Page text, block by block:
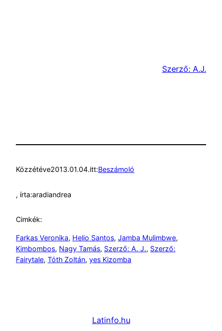
Szerző: A.J.
Közzétéve2013.01.04.itt:Beszámoló
, írta:aradiandrea
Cimkék:
Farkas Veronika, Helio Santos, Jamba Mulimbwe
Kimbombos, Nagy Tamás, Szerző: A. J., Szerző:
Fairytale, Tóth Zoltán, yes Kizomba
Latinfo.hu